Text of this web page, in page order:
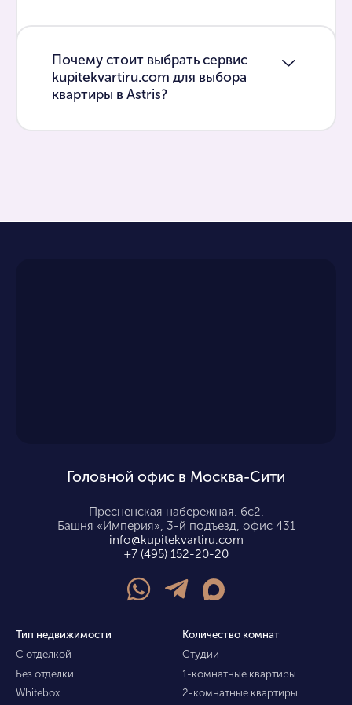
Почему стоит выбрать сервис
kupitekvartiru.com для выбора
квартиры в Astris?
Головной офис в Москва-Сити
Пресненская набережная, 6с2,
Башня «Империя», 3-й подъезд, офис 431
info@kupitekvartiru.com
+7 (495) 152-20-20
Тип недвижимости
С отделкой
Без отделки
Whitebox
Количество комнат
Студии
1-комнатные квартиры
2-комнатные квартиры